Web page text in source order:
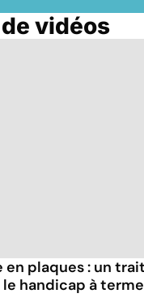
vidéos
en plaques : un
handicap à terme